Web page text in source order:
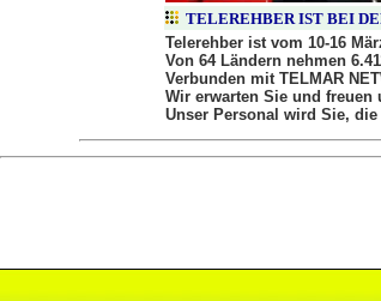
TELEREHBER IST BEI
Telerehber ist vom 10-16
Von 64 Ländern nehmen
Verbunden mit TELMAR
Wir erwarten Sie und freuen
Unser Personal wird Sie,